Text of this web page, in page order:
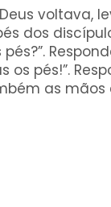
voltava,
dos
pés!”.
as